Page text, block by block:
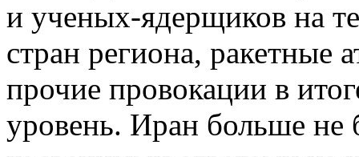
и ученых-ядерщиков на
стран региона, ракетные
прочие провокации в
уровень. Иран больше не